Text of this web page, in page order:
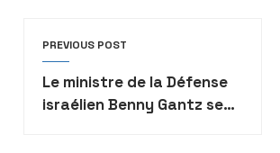
PREVIOUS POST
Le ministre de la Défense
israélien Benny Gantz se